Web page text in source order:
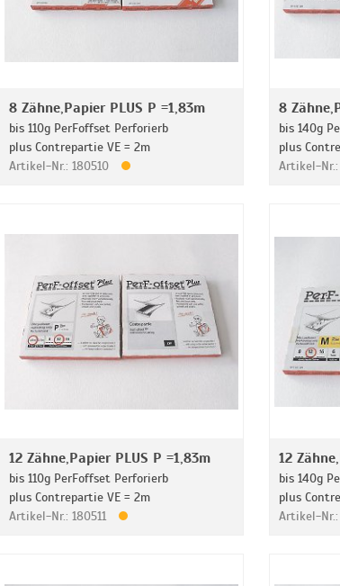
8 Zähne,Papier PLUS P =1,83m
bis 110g PerFoffset Perforierb
plus Contrepartie VE = 2m
Artikel-Nr.: 180510
8
bis 140g
plus
Artikel-Nr.:
12 Zähne,Papier PLUS P =1,83m
bis 110g PerFoffset Perforierb
plus Contrepartie VE = 2m
Artikel-Nr.: 180511
12
bis 140g
plus
Artikel-Nr.: